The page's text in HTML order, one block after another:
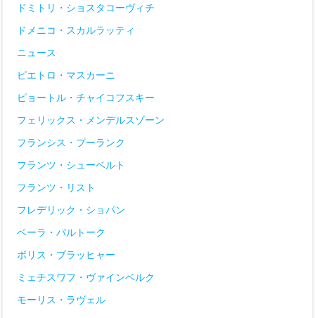
ドミトリ・ショスタコーヴィチ
ドメニコ・スカルラッティ
ニュース
ピエトロ・マスカーニ
ピョートル・チャイコフスキー
フェリックス・メンデルスゾーン
フランシス・プーランク
フランツ・シューベルト
フランツ・リスト
フレデリック・ショパン
ベーラ・バルトーク
ボリス・ブラッヒャー
ミェチスワフ・ヴァインベルク
モーリス・ラヴェル